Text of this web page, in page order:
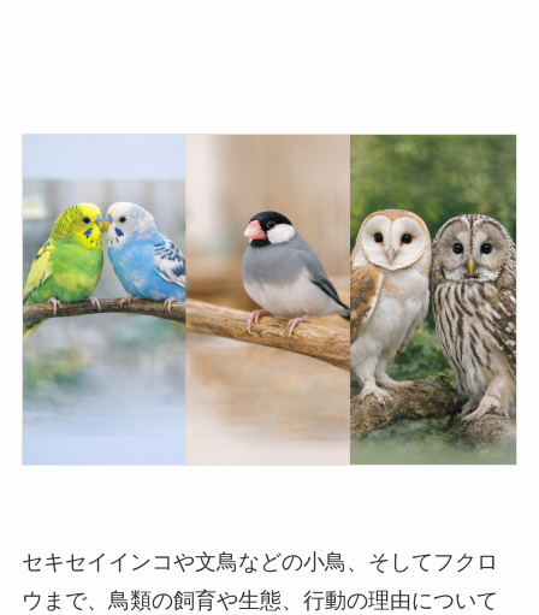
セキセイインコや文鳥などの小鳥、そしてフクロ
ウまで、鳥類の飼育や生態、行動の理由について